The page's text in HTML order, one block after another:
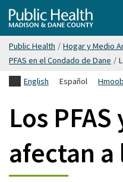
Saltar
hasta
el
contenido
principal
Public
Health
& Dane
County
Public Health / Hogar y Medio
PFAS en el Condado de Dane /
English
Español Hmoob
Los
afectan a